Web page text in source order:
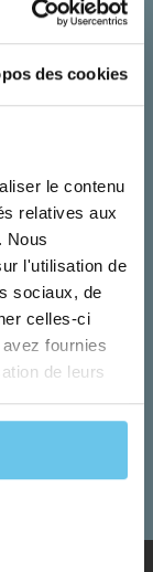
des cookies
le contenu
relatives aux
Nous
l'utilisation de
sociaux, de
celles-ci
fournies
de leurs
pour
!